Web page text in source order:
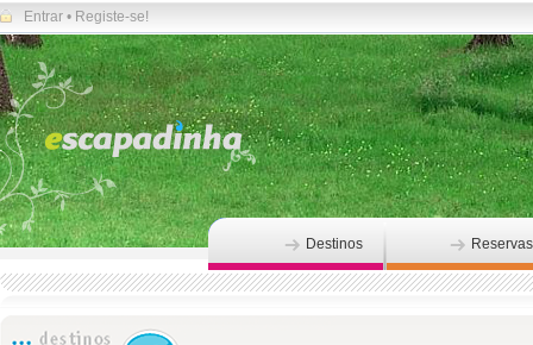
Entrar • Registe-se!
Destinos Reservas